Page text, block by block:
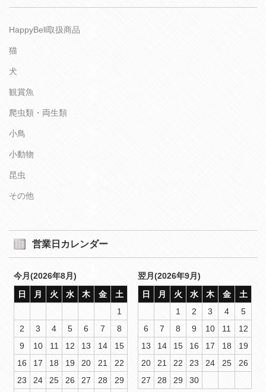
HappyBell取扱商品
猫
犬
観賞魚
爬虫類・両生類
小鳥
小動物
昆虫
その他
営業日カレンダー
今月(2026年8月)
日
月 火 水 木 金
土
1
2
3 4 5 6 7
8
9
10 11 12 13 14
15
16
17 18 19 20 21
22
23
24 25 26 27 28
29
翌月(2026年9月)
日
月 火 水 木 金
土
1
2 3 4
5
6
7 8 9 10 11
12
13
14 15 16 17 18
19
20
21 22 23 24 25
26
27
28 29 30